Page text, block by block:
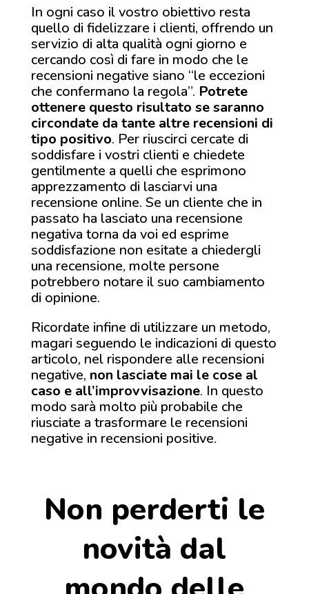
In ogni caso il vostro obiettivo resta
quello di fidelizzare i clienti, offrendo un
servizio di alta qualità ogni giorno e
cercando così di fare in modo che le
recensioni negative siano “le eccezioni
che confermano la regola”. Potrete
ottenere questo risultato se saranno
circondate da tante altre recensioni di
tipo positivo. Per riuscirci cercate di
soddisfare i vostri clienti e chiedete
gentilmente a quelli che esprimono
apprezzamento di lasciarvi una
recensione online. Se un cliente che in
passato ha lasciato una recensione
negativa torna da voi ed esprime
soddisfazione non esitate a chiedergli
una recensione, molte persone
potrebbero notare il suo cambiamento
di opinione.
Ricordate infine di utilizzare un metodo,
magari seguendo le indicazioni di questo
articolo, nel rispondere alle recensioni
negative, non lasciate mai le cose al
caso e all’improvvisazione. In questo
modo sarà molto più probabile che
riusciate a trasformare le recensioni
negative in recensioni positive.
Non perderti le
novità dal